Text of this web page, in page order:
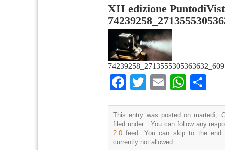
XII edizione
Facebook
TwitterEmail
This entry was posted on martedì,
filed under . You can follow any
2.0 feed. You can skip to the end
currently not allowed.